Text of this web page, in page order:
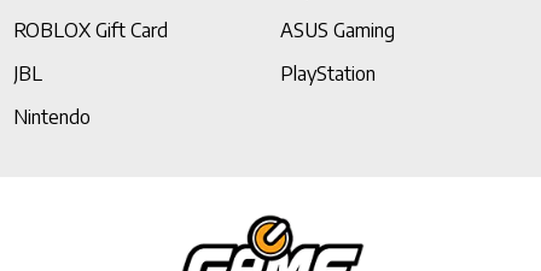
ROBLOX Gift Card
ASUS Gaming
JBL
PlayStation
Nintendo